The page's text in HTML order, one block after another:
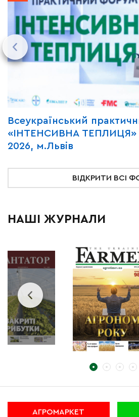
Всеукраїнський
«ІНТЕНСИВНА ТЕПЛИЦЯ»
2026, м.Львів
ВІДКРИТИ ВСІ
НАШІ ЖУРНАЛИ
АГРОМАРКЕТ